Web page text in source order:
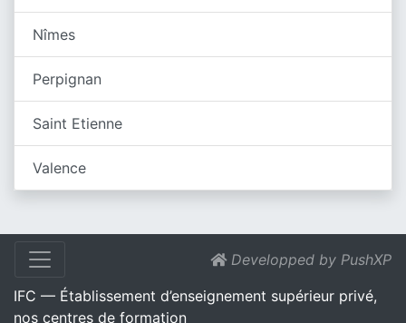
Nîmes
Perpignan
Saint Etienne
Valence
Developped by PushXP
IFC — Établissement d’enseignement supérieur privé,
nos centres de formation